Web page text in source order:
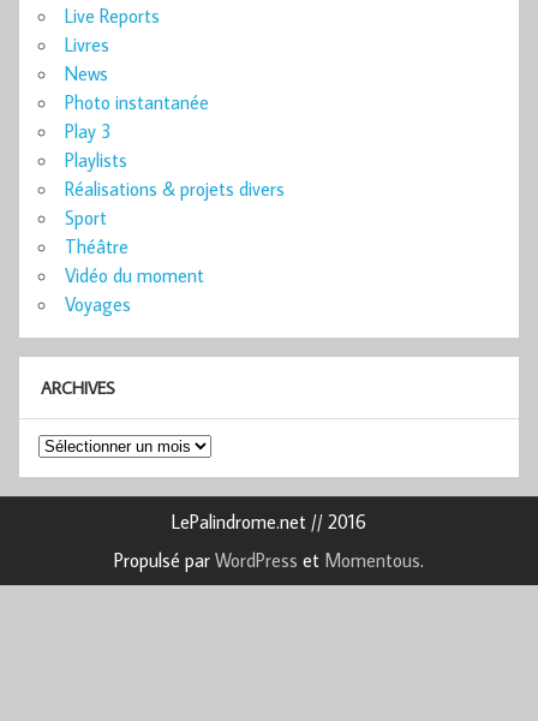
Live Reports
Livres
News
Photo instantanée
Play 3
Playlists
Réalisations & projets divers
Sport
Théâtre
Vidéo du moment
Voyages
ARCHIVES
Archives
LePalindrome.net // 2016
Propulsé par WordPress et Momentous.